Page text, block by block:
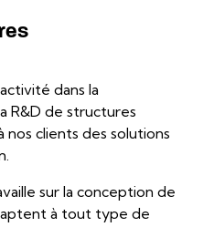
dans la
R&D de structures
clients des solutions
sur la conception de
à tout type de